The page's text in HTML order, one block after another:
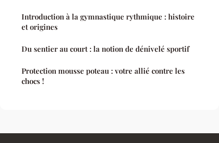
Introduction à la gymnastique rythmique : histoire
et origines
Du sentier au court : la notion de dénivelé sportif
Protection mousse poteau : votre allié contre les
chocs !